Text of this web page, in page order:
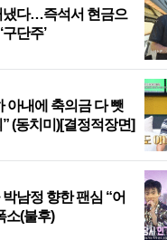
냈다…즉석서 현금으
단주’
아내에 축의금 다 뺏
(동치미)[결정적장면]
남정 향한 팬심 “어
소(불후)